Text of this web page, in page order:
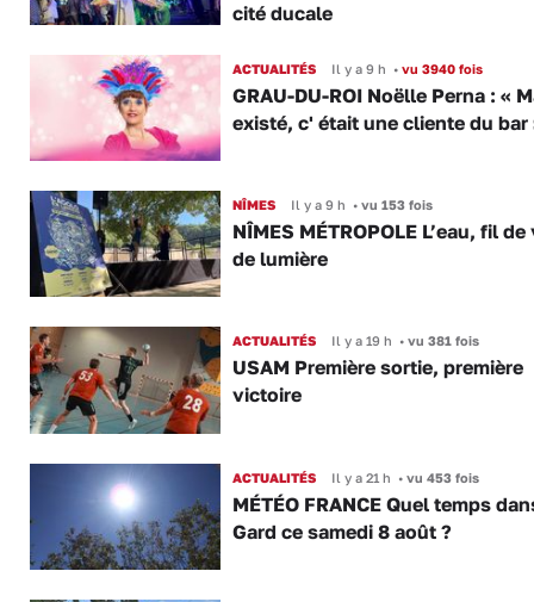
cité ducale
ACTUALITÉS Il y a 9 h •vu 3940 fois
GRAU-DU-ROI Noëlle Perna : «
existé, c' était une cliente du bar
NÎMES Il y a 9 h •vu 153 fois
NÎMES MÉTROPOLE L’eau, fil de
de lumière
ACTUALITÉS Il y a 19 h •vu 381 fois
USAM Première sortie, première
victoire
ACTUALITÉS Il y a 21 h •vu 453 fois
MÉTÉO FRANCE Quel temps
Gard ce samedi 8 août ?